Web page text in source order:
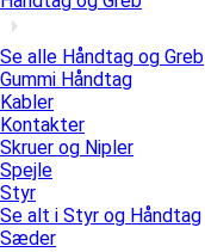
Se alle Håndtag og Greb
Gummi Håndtag
Kabler
Kontakter
Skruer og Nipler
Spejle
Styr
Se alt i Styr og Håndtag
Sæder